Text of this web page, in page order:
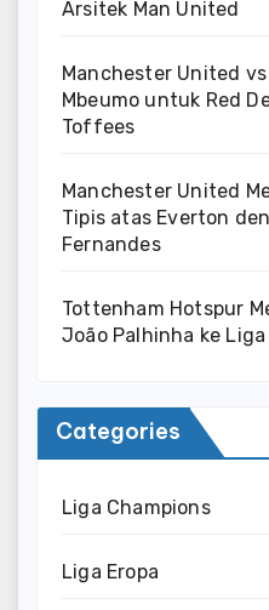
Arsitek Man United
Manchester United
Mbeumo untuk Red
Toffees
Manchester United
Tipis atas Everton
Fernandes
Tottenham Hotspur
João Palhinha ke
Categories
Liga Champions
Liga Eropa